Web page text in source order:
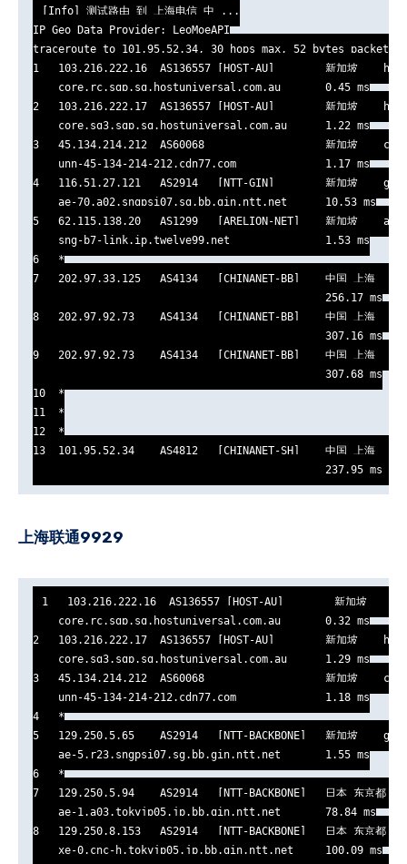
[Info] 测试路由 到 上海电信 中 ...
IP Geo Data Provider: LeoMoeAPI
traceroute to 101.95.52.34, 30 hops max, 52 bytes packets
1   103.216.222.16  AS136557 [HOST-AU]        新加坡
    core.rc.sgp.sg.hostuniversal.com.au       0.45 ms
2   103.216.222.17  AS136557 [HOST-AU]        新加坡
    core.sg3.sgp.sg.hostuniversal.com.au      1.22 ms
3   45.134.214.212  AS60068                   新加坡
    unn-45-134-214-212.cdn77.com              1.17 ms
4   116.51.27.121   AS2914   [NTT-GIN]        新加坡
    ae-70.a02.sngpsi07.sg.bb.gin.ntt.net      10.53 ms
5   62.115.138.20   AS1299   [ARELION-NET]    新加坡
    sng-b7-link.ip.twelve99.net               1.53 ms
6   *
7   202.97.33.125   AS4134   [CHINANET-BB]    中国 上海
                                              256.17 ms
8   202.97.92.73    AS4134   [CHINANET-BB]    中国 上海
                                              307.16 ms
9   202.97.92.73    AS4134   [CHINANET-BB]    中国 上海
                                              307.68 ms
10  *
11  *
12  *
13  101.95.52.34    AS4812   [CHINANET-SH]    中国 上海
                                              237.95 ms
上海联通9929
1   103.216.222.16  AS136557 [HOST-AU]        新加坡
    core.rc.sgp.sg.hostuniversal.com.au       0.32 ms
2   103.216.222.17  AS136557 [HOST-AU]        新加坡
    core.sg3.sgp.sg.hostuniversal.com.au      1.29 ms
3   45.134.214.212  AS60068                   新加坡
    unn-45-134-214-212.cdn77.com              1.18 ms
4   *
5   129.250.5.65    AS2914   [NTT-BACKBONE]   新加坡
    ae-5.r23.sngpsi07.sg.bb.gin.ntt.net       1.55 ms
6   *
7   129.250.5.94    AS2914   [NTT-BACKBONE]   日本 东京
    ae-1.a03.tokyjp05.jp.bb.gin.ntt.net       78.84 ms
8   129.250.8.153   AS2914   [NTT-BACKBONE]   日本 东京都
    xe-0.cnc-h.tokyjp05.jp.bb.gin.ntt.net     100.09 ms